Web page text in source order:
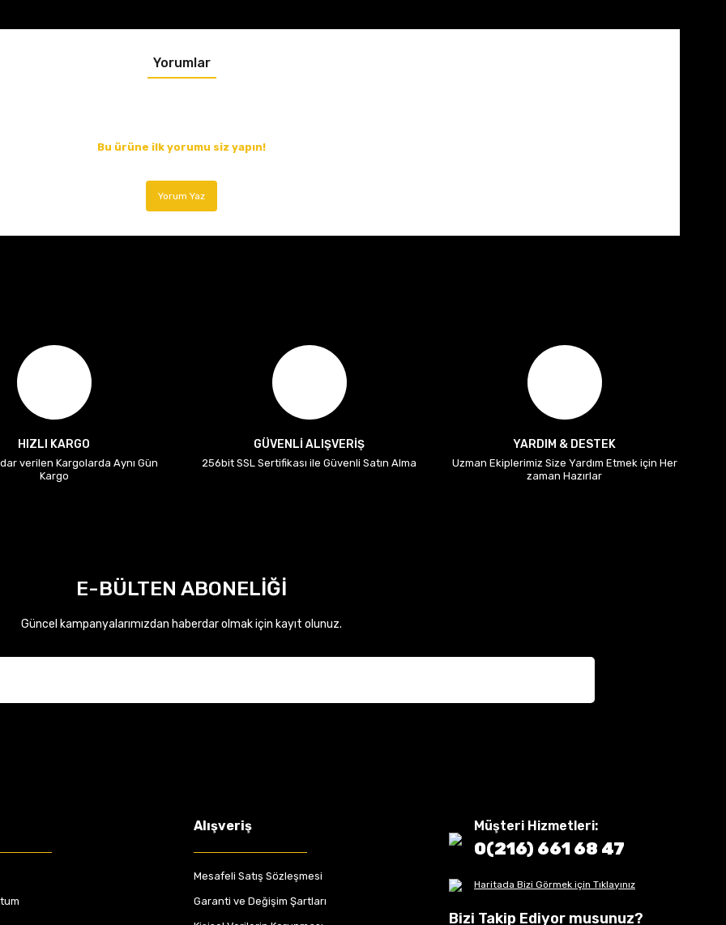
Yorumlar
Bu ürüne ilk yorumu siz yapın!
Yorum Yaz
HIZLI KARGO
verilen Kargolarda Aynı Gün
Kargo
GÜVENLİ ALIŞVERİŞ
256bit SSL Sertifikası ile Güvenli Satın Alma
YARDIM & DESTEK
Uzman Ekiplerimiz Size Yardım Etmek için Her
zaman Hazırlar
E-BÜLTEN ABONELİĞİ
Güncel kampanyalarımızdan haberdar olmak için kayıt olunuz.
Alışveriş
Mesafeli Satış Sözleşmesi
Garanti ve Değişim Şartları
Müşteri Hizmetleri:
0(216) 661 68 47
Haritada Bizi Görmek için Tıklayınız
Bizi Takip Ediyor musunuz?